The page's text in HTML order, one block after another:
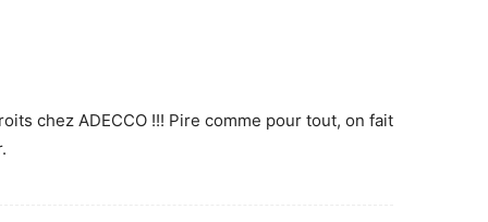
chez ADECCO !!! Pire comme pour tout, on fait